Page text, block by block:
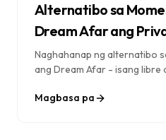
Alternatibo sa
Dream Afar ang
para sa Iyong
Naghahanap ng alternatibo
ang Dream Afar - isang libre
nakamamanghang wallpaper,
Magbasa pa